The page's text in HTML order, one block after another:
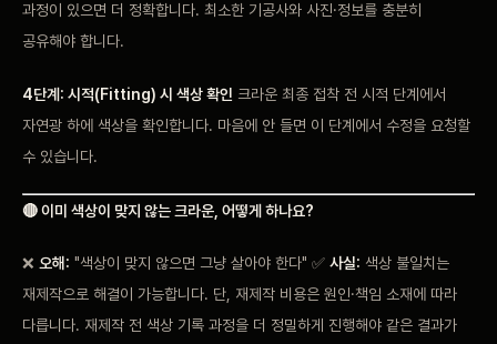
과정이 있으면 더 정확합니다. 최소한 기공사와 사진·정보를 충분히
공유해야 합니다.
4단계: 시적(Fitting) 시 색상 확인 크라운 최종 접착 전 시적 단계에서
자연광 하에 색상을 확인합니다. 마음에 안 들면 이 단계에서 수정을 요청할
수 있습니다.
🔴 이미 색상이 맞지 않는 크라운, 어떻게 하나요?
❌ 오해: "색상이 맞지 않으면 그냥 살아야 한다" ✅ 사실: 색상 불일치는
재제작으로 해결이 가능합니다. 단, 재제작 비용은 원인·책임 소재에 따라
다릅니다. 재제작 전 색상 기록 과정을 더 정밀하게 진행해야 같은 결과가